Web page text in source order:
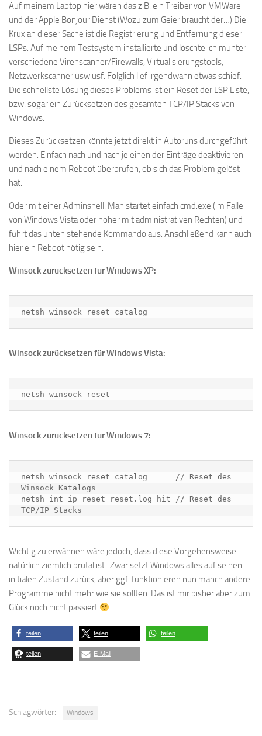
Auf meinem Laptop hier wären das z.B. ein Treiber von VMWare
und der Apple Bonjour Dienst (Wozu zum Geier braucht der…) Die
Krux an dieser Sache ist die Registrierung und Entfernung dieser
LSPs. Auf meinem Testsystem installierte und löschte ich munter
verschiedene Virenscanner/Firewalls, Virtualisierungstools,
Netzwerkscanner usw.usf. Folglich lief irgendwann etwas schief.
Die schnellste Lösung dieses Problems ist ein Reset der LSP Liste,
bzw. sogar ein Zurücksetzen des gesamten TCP/IP Stacks von
Windows.
Dieses Zurücksetzen könnte jetzt direkt in Autoruns durchgeführt
werden. Einfach nach und nach je einen der Einträge deaktivieren
und nach einem Reboot überprüfen, ob sich das Problem gelöst
hat.
Oder mit einer Adminshell. Man startet einfach cmd.exe (im Falle
von Windows Vista oder höher mit administrativen Rechten) und
führt das unten stehende Kommando aus. Anschließend kann auch
hier ein Reboot nötig sein.
Winsock zurücksetzen für Windows XP:
netsh winsock reset catalog
Winsock zurücksetzen für Windows Vista:
netsh winsock reset
Winsock zurücksetzen für Windows 7:
netsh winsock reset catalog      // Reset des
Winsock Katalogs
netsh int ip reset reset.log hit // Reset des
TCP/IP Stacks
Wichtig zu erwähnen wäre jedoch, dass diese Vorgehensweise
natürlich ziemlich brutal ist. Zwar setzt Windows alles auf seinen
initialen Zustand zurück, aber ggf. funktionieren nun manch andere
Programme nicht mehr wie sie sollten. Das ist mir bisher aber zum
Glück noch nicht passiert
teilen teilen teilen
teilen E-Mail
Schlagwörter: Windows